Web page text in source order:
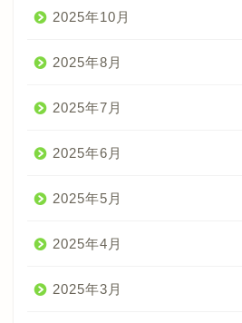
2025年10月
2025年8月
2025年7月
2025年6月
2025年5月
2025年4月
2025年3月